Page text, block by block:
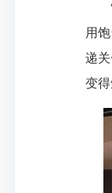
用
递
变